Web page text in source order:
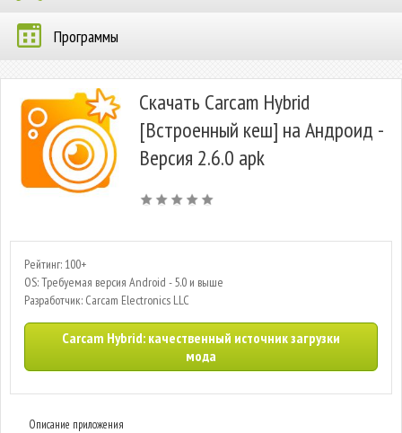
Программы
Скачать Carcam Hybrid
[Встроенный кеш] на Андроид -
Версия 2.6.0 apk
Рейтинг: 100+
OS: Требуемая версия Android - 5.0 и выше
Разработчик: Carcam Electronics LLC
Carcam Hybrid: качественный источник загрузки
мода
Описание приложения